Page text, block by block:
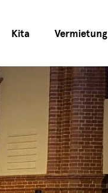
Kita Vermietung